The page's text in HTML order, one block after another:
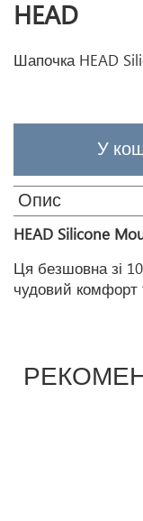
HEAD
Шапочка HEAD
Опис
HEAD Silicone
Ця безшовна зі
чудовий комфорт